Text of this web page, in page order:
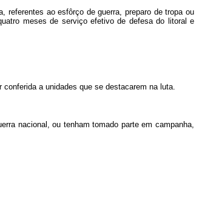
referentes ao esfôrço de guerra, preparo de tropa ou
meses de serviço efetivo de defesa do litoral e
a unidades que se destacarem na luta.
nacional, ou tenham tomado parte em campanha,